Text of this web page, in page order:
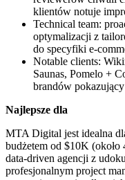
klientów notuje
Technical team:
optymalizacji z
do specyfiki e-
Notable clients:
Saunas, Pomelo +
brandów
Najlepsze dla
MTA Digital jest idealna
budżetem od $10K
data-driven agencji z
profesjonalnym project